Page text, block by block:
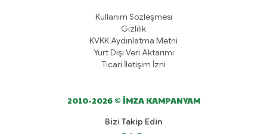
Kullanım Sözleşmesi
Gizlilik
KVKK Aydınlatma Metni
Yurt Dışı Veri Aktarımı
Ticari İletişim İzni
2010-2026 © İMZA KAMPANYAM
Bizi Takip Edin